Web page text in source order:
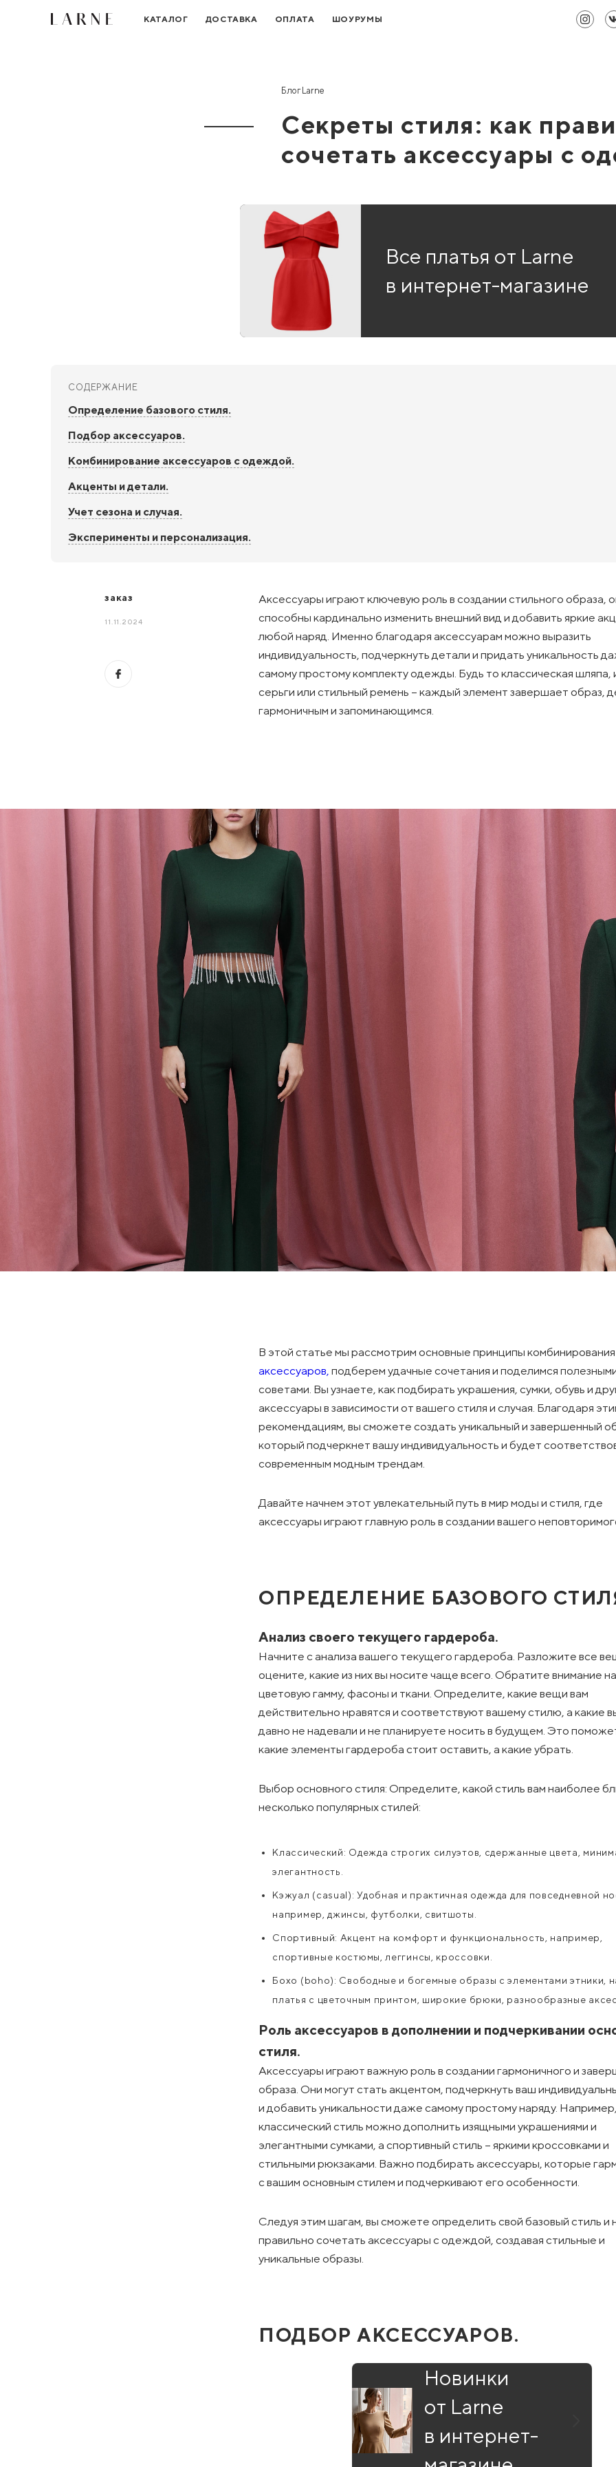
КАТАЛОГ ДОСТАВКА ОПЛАТА ШОУРУМЫ
Блог Larne
Секреты стиля: как
сочетать аксессуары с
Все платья от Larne
в интернет-магазине
СОДЕРЖАНИЕ
Определение базового стиля.
Подбор аксессуаров.
Комбинирование аксессуаров с одеждой.
Акценты и детали.
Учет сезона и случая.
Эксперименты и персонализация.
заказ
11.11.2024
Аксессуары играют ключевую роль в создании стильного образа,
способны кардинально изменить внешний вид и добавить яркие
любой наряд. Именно благодаря аксессуарам можно выразить
индивидуальность, подчеркнуть детали и придать уникальность
самому простому комплекту одежды. Будь то классическая шляпа,
серьги или стильный ремень – каждый элемент завершает образ,
гармоничным и запоминающимся.
В этой статье мы рассмотрим основные принципы комбинирования
аксессуаров, подберем удачные сочетания и поделимся
советами. Вы узнаете, как подбирать украшения, сумки, обувь и
аксессуары в зависимости от вашего стиля и случая. Благодаря
рекомендациям, вы сможете создать уникальный и завершенный
который подчеркнет вашу индивидуальность и будет
современным модным трендам.
Давайте начнем этот увлекательный путь в мир моды и стиля, где
аксессуары играют главную роль в создании вашего
ОПРЕДЕЛЕНИЕ БАЗОВОГО
Анализ своего текущего гардероба.
Начните с анализа вашего текущего гардероба. Разложите все
оцените, какие из них вы носите чаще всего. Обратите внимание на
цветовую гамму, фасоны и ткани. Определите, какие вещи вам
действительно нравятся и соответствуют вашему стилю, а какие
давно не надевали и не планируете носить в будущем. Это
какие элементы гардероба стоит оставить, а какие убрать.
Выбор основного стиля: Определите, какой стиль вам наиболее
несколько популярных стилей:
Классический: Одежда строгих силуэтов, сдержанные цвета,
элегантность.
Кэжуал (casual): Удобная и практичная одежда для повседневной
например, джинсы, футболки, свитшоты.
Спортивный: Акцент на комфорт и функциональность, например,
спортивные костюмы, леггинсы, кроссовки.
Бохо (boho): Свободные и богемные образы с элементами этники,
платья с цветочным принтом, широкие брюки, разнообразные
Роль аксессуаров в дополнении и подчеркивании
стиля.
Аксессуары играют важную роль в создании гармоничного и
образа. Они могут стать акцентом, подчеркнуть ваш
и добавить уникальности даже самому простому наряду. Например,
классический стиль можно дополнить изящными украшениями и
элегантными сумками, а спортивный стиль – яркими кроссовками и
стильными рюкзаками. Важно подбирать аксессуары, которые
с вашим основным стилем и подчеркивают его особенности.
Следуя этим шагам, вы сможете определить свой базовый стиль и
правильно сочетать аксессуары с одеждой, создавая стильные и
уникальные образы.
ПОДБОР АКСЕССУАРОВ.
Новинки
от Larne
в интернет-